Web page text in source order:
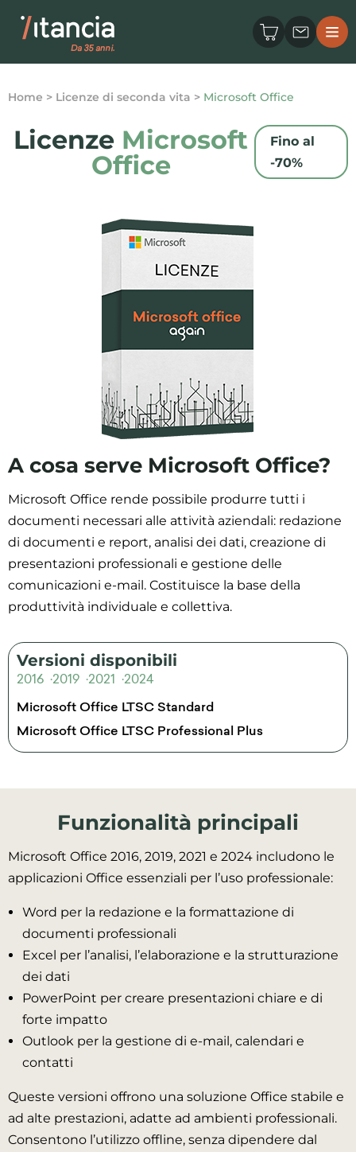
Home > Licenze di seconda vita > Microsoft Office
Licenze Microsoft
Office
Fino al
-70%
A cosa serve Microsoft Office?
Microsoft Office rende possibile produrre tutti i
documenti necessari alle attività aziendali: redazione
di documenti e report, analisi dei dati, creazione di
presentazioni professionali e gestione delle
comunicazioni e-mail. Costituisce la base della
produttività individuale e collettiva.
Versioni disponibili
2016 2019 2021 2024
Microsoft Office LTSC Standard
Microsoft Office LTSC Professional Plus
Funzionalità principali
Microsoft Office 2016, 2019, 2021 e 2024 includono le
applicazioni Office essenziali per l’uso professionale:
Word per la redazione e la formattazione di
documenti professionali
Excel per l’analisi, l’elaborazione e la strutturazione
dei dati
PowerPoint per creare presentazioni chiare e di
forte impatto
Outlook per la gestione di e-mail, calendari e
contatti
Queste versioni offrono una soluzione Office stabile e
ad alte prestazioni, adatte ad ambienti professionali.
Consentono l’utilizzo offline, senza dipendere dal